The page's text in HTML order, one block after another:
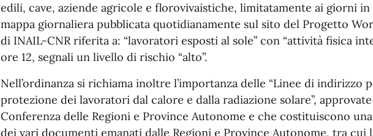
edili, cave, aziende agricole e florovivaistiche, limitatamente ai giorni in
mappa giornaliera pubblicata quotidianamente sul sito del Progetto
di INAIL-CNR riferita a: “lavoratori esposti al sole” con “attività fisica
ore 12, segnali un livello di rischio “alto”.
Nell’ordinanza si richiama inoltre l’importanza delle “Linee di indirizzo
protezione dei lavoratori dal calore e dalla radiazione solare”,
Conferenza delle Regioni e Province Autonome e che costituiscono
dei vari documenti emanati dalle Regioni e Province Autonome, tra cui